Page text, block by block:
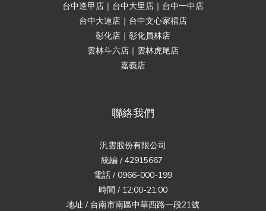
台中逢甲店｜台中大里店｜台中一中店
台中大連店｜台中文心家福店
彰化店｜彰化員林店
雲林斗六店｜雲林虎尾店
嘉義店
聯絡我們
汎雲股份有限公司
統編 / 42915667
電話 / 0966-000-199
時間 / 12:00-21:00
地址 / 台南市南區中華西路一段21號